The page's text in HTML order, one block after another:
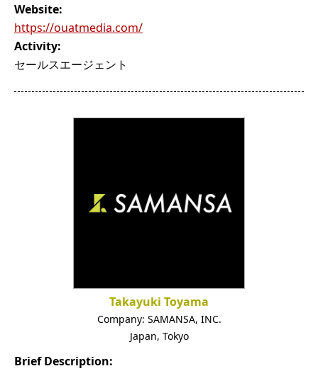
Website:
https://ouatmedia.com/
Activity:
セールスエージェント
Takayuki Toyama
Company: SAMANSA, INC.
Japan, Tokyo
Brief Description: